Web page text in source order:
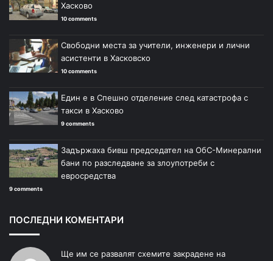
Хасково
10 comments
Свободни места за учители, инженери и лични
асистенти в Хасковско
10 comments
Един е в Спешно отделение след катастрофа с
такси в Хасково
9 comments
Задържаха бивш председател на ОбС-Минерални
бани по разследване за злоупотреби с
евросредства
9 comments
ПОСЛЕДНИ КОМЕНТАРИ
Ще им се развалят схемите закрадене на